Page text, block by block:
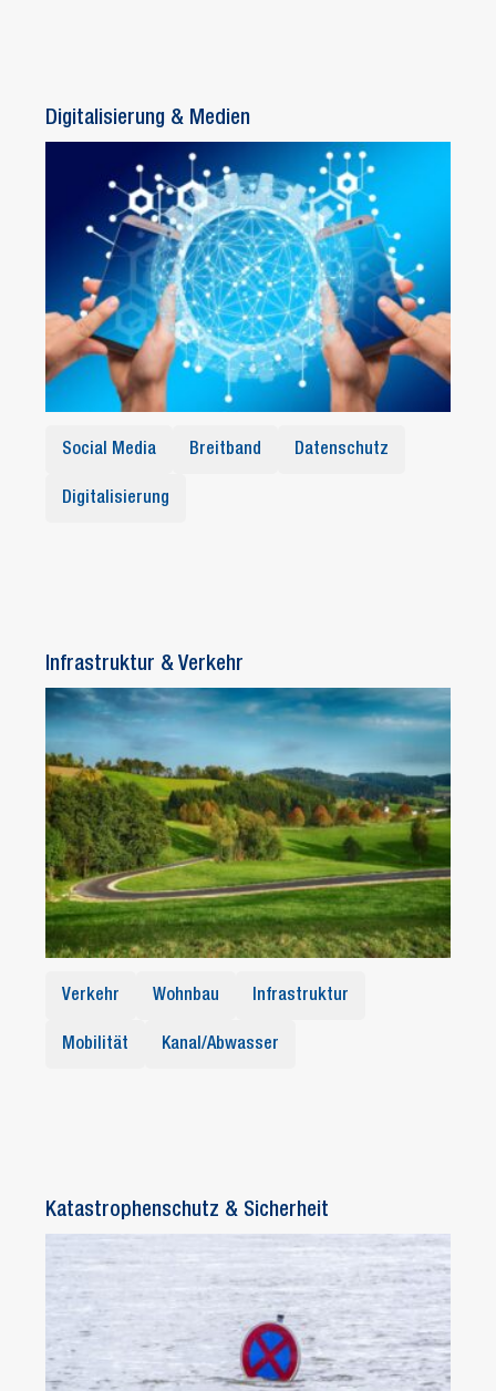
Digitalisierung & Medien
Social Media Breitband Datenschutz
Digitalisierung
Infrastruktur & Verkehr
Verkehr Wohnbau Infrastruktur
Mobilität Kanal/Abwasser
Katastrophenschutz & Sicherheit